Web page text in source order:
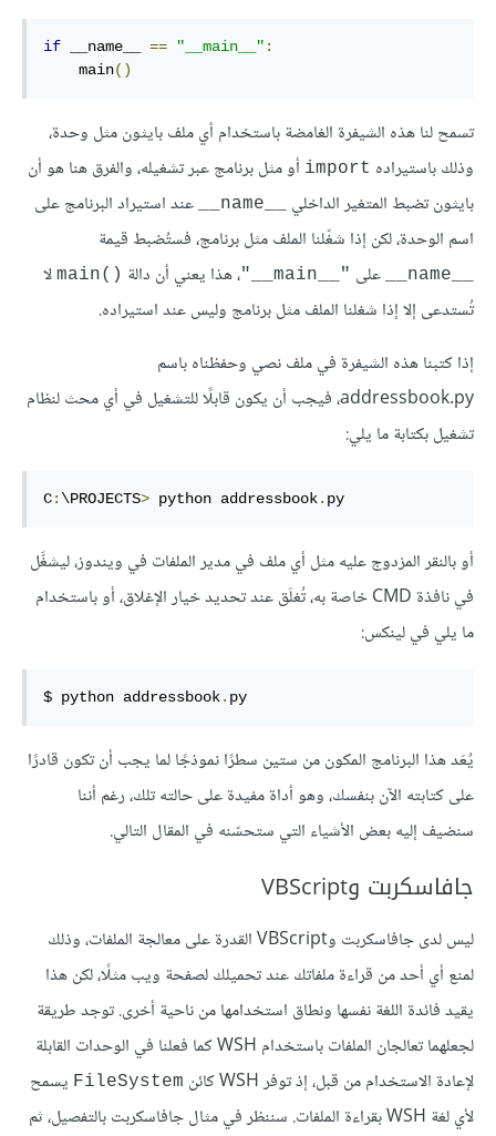
if __name__ == "__main__" :
    main
()
تسمح لنا هذه الشيفرة الغامضة باستخدام أي ملف بايثون مثل وحدة،
وذلك باستيراده import أو مثل برنامج عبر تشغيله، والفرق هنا هو أن
بايثون تضبط المتغير الداخلي
عند استيراد البرنامج على
اسم الوحدة، لكن إذا شغّلنا الملف مثل برنامج، فستُضبط قيمة
على "__main__" ، هذا يعني أن دالة main()‎ لا
تُستدعى إلا إذا شغلنا الملف مثل برنامج وليس عند استيراده.
إذا كتبنا هذه الشيفرة في ملف نصي وحفظناه باسم
addressbook.py، فيجب أن يكون قابلًا للتشغيل في أي محث لنظام
تشغيل بكتابة ما يلي:
C: \PROJECTS> python addressbook. py
أو بالنقر المزدوج عليه مثل أي ملف في مدير الملفات في ويندوز، ليشغَّل
في نافذة CMD خاصة به، تُغلَق عند تحديد خيار الإغلاق، أو باستخدام
ما يلي في لينكس:
$ python addressbook. py
يُعَد هذا البرنامج المكون من ستين سطرًا نموذجًا لما يجب أن تكون قادرًا
على كتابته الآن بنفسك، وهو أداة مفيدة على حالته تلك، رغم أننا
سنضيف إليه بعض الأشياء التي ستحسّنه في المقال التالي.
جافاسكربت وVBScript
ليس لدى جافاسكربت وVBScript القدرة على معالجة الملفات، وذلك
لمنع أي أحد من قراءة ملفاتك عند تحميلك لصفحة ويب مثلًا، لكن هذا
يقيد فائدة اللغة نفسها ونطاق استخدامها من ناحية أخرى. توجد طريقة
لجعلهما تعالجان الملفات باستخدام WSH كما فعلنا في الوحدات القابلة
لإعادة الاستخدام من قبل، إذ توفر WSH كائن
FileSystem يسمح
لأي لغة WSH بقراءة الملفات. سننظر في مثال جافاسكربت بالتفصيل، ثم